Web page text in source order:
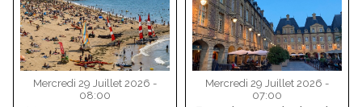
Mercredi 29 Juillet 2026 -
08:00
Mercredi 29 Juillet 2026 -
07:00